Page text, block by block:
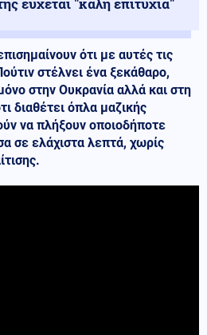
ότι με αυτές τις
στέλνει ένα ξεκάθαρο,
στην Ουκρανία αλλά και στη
διαθέτει όπλα μαζικής
να πλήξουν οποιοδήποτε
σε ελάχιστα λεπτά, χωρίς